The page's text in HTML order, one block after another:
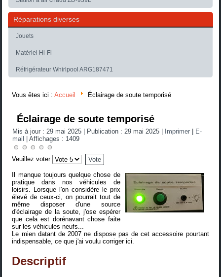
Réparations diverses
Jouets
Matériel Hi-Fi
Réfrigérateur Whirlpool ARG187471
Vous êtes ici :Accueil Éclairage de soute temporisé
Éclairage de soute temporisé
Mis à jour : 29 mai 2025 Publication : 29 mai 2025 Imprimer
E-
mail
|Affichages : 1409
Veuillez voter
Il manque toujours quelque chose de
pratique dans nos véhicules de
loisirs. Lorsque l'on considère le prix
élevé de ceux-ci, on pourrait tout de
même disposer d'une source
d'éclairage de la soute, j'ose espérer
que cela est dorénavant chose faite
sur les véhicules neufs...
Le mien datant de 2007 ne dispose pas de cet accessoire pourtant
indispensable, ce que j'ai voulu corriger ici.
Descriptif